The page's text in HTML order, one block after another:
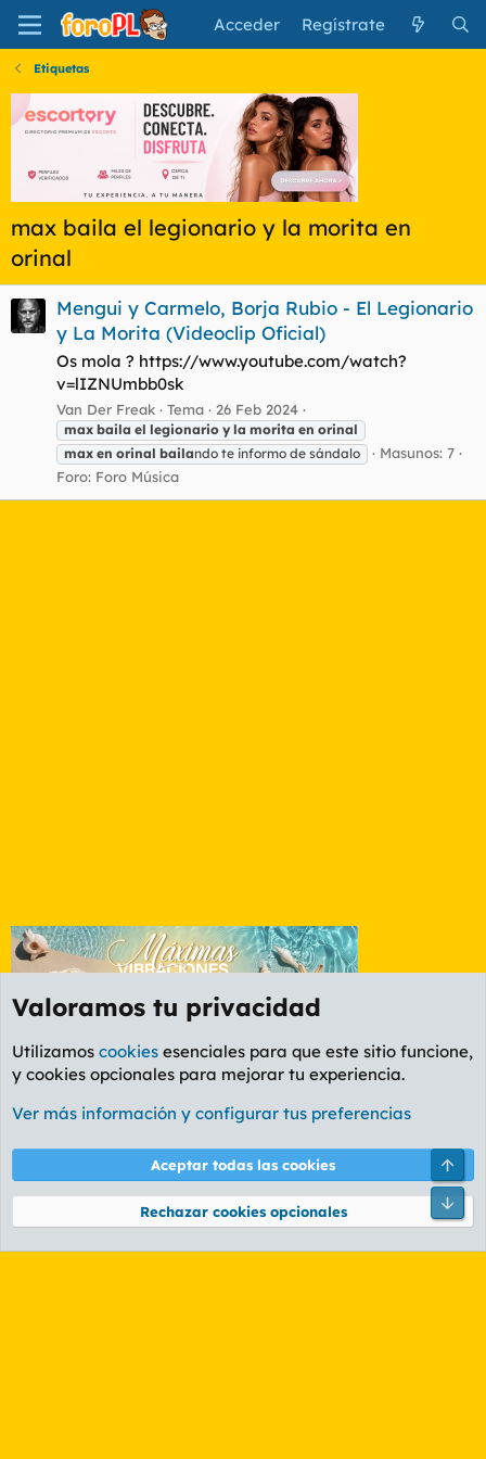
Acceder Regístrate
Etiquetas
max baila el legionario y la morita en
orinal
Mengui y Carmelo, Borja Rubio - El Legionario
y La Morita (Videoclip Oficial)
Os mola ? https://www.youtube.com/watch?
v=lIZNUmbb0sk
Van Der Freak Tema 26 Feb 2024
max baila el legionario y la morita en orinal
max en orinal bailando te informo de sándalo
Masunos: 7
Foro: Foro Música
Etiquetas
Cookies
PL OLDSTYLE AMARILLO
Términos y reglas Política de privacidad Ayuda
Community platform by XenForo® © 2010-2026 XenForo Ltd.
Valoramos tu privacidad
Utilizamos cookies esenciales para que este sitio funcione,
y cookies opcionales para mejorar tu experiencia.
Ver más información y configurar tus preferencias
Aceptar todas las cookies
Rechazar cookies opcionales
Pie